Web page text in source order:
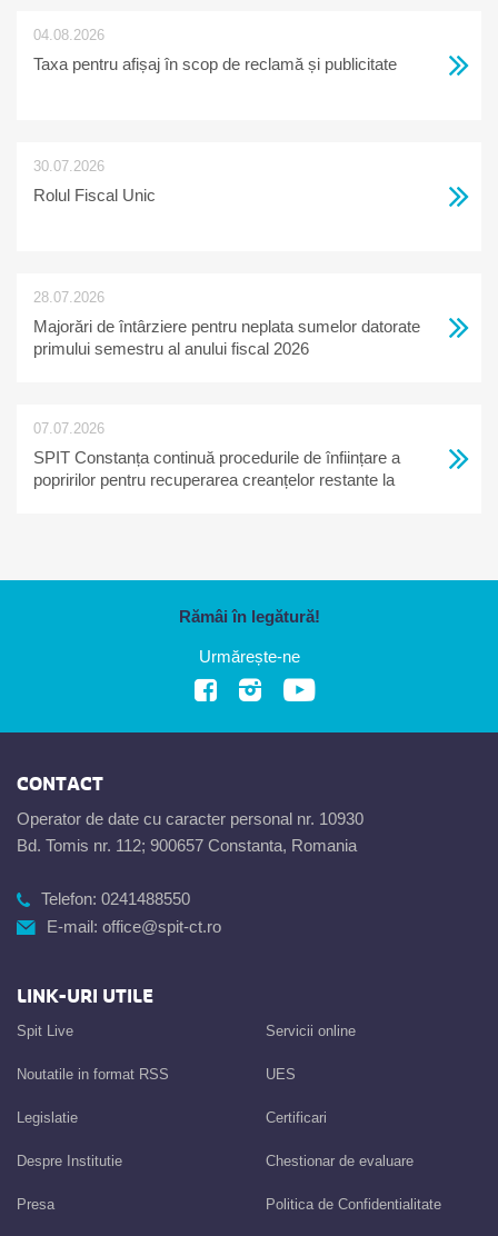
04.08.2026
Taxa pentru afișaj în scop de reclamă și publicitate
30.07.2026
Rolul Fiscal Unic
28.07.2026
Majorări de întârziere pentru neplata sumelor datorate
primului semestru al anului fiscal 2026
07.07.2026
SPIT Constanța continuă procedurile de înființare a
popririlor pentru recuperarea creanțelor restante la
Rămâi în legătură!
Urmărește-ne
CONTACT
Operator de date cu caracter personal nr. 10930
Bd. Tomis nr. 112; 900657 Constanta, Romania
Telefon: 0241488550
E-mail: office@spit-ct.ro
LINK-URI UTILE
Spit Live
Noutatile in format RSS
Legislatie
Despre Institutie
Presa
Servicii online
UES
Certificari
Chestionar de evaluare
Politica de Confidentialitate